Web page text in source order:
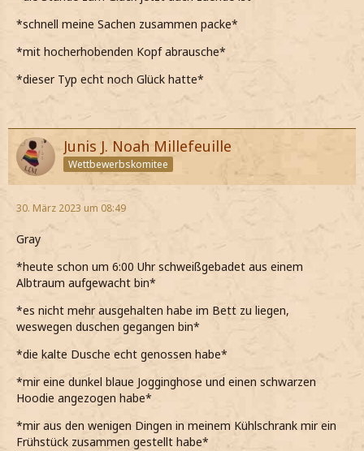
*schnell meine Sachen zusammen packe*
*mit hocherhobenden Kopf abrausche*
*dieser Typ echt noch Glück hatte*
Junis J. Noah Millefeuille
Wettbewerbskomitee
30. März 2023 um 08:49
Gray
*heute schon um 6:00 Uhr schweißgebadet aus einem
Albtraum aufgewacht bin*
*es nicht mehr ausgehalten habe im Bett zu liegen,
weswegen duschen gegangen bin*
*die kalte Dusche echt genossen habe*
*mir eine dunkel blaue Jogginghose und einen schwarzen
Hoodie angezogen habe*
*mir aus den wenigen Dingen in meinem Kühlschrank mir ein
Frühstück zusammen gestellt habe*